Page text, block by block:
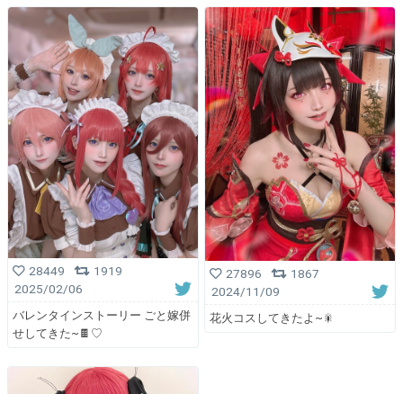
28449
1919
2025/02/06
バレンタインストーリー ごと嫁併
せしてきた~🍫♡
27896
1867
2024/11/09
花火コスしてきたよ~🎇